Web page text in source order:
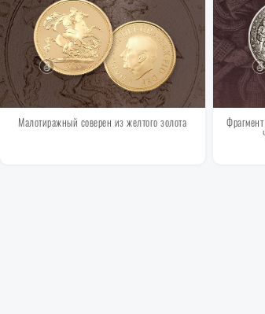
Малотиражный соверен из желтого золота